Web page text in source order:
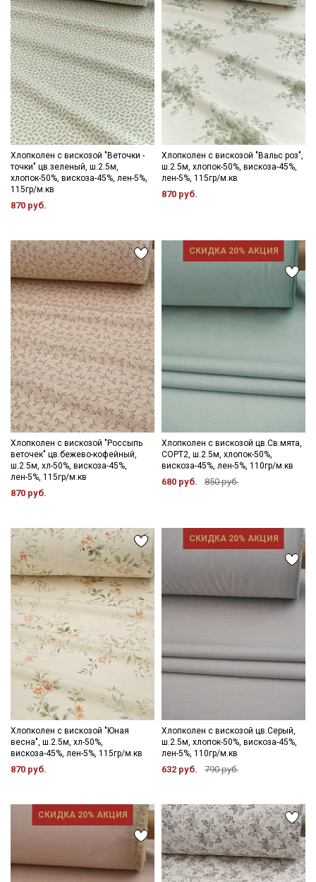
Хлопколен с вискозой "Веточки -
точки" цв.зеленый, ш.2.5м,
хлопок-50%, вискоза-45%, лен-5%,
115гр/м.кв
870 руб.
Хлопколен с вискозой "Вальс роз",
ш.2.5м, хлопок-50%, вискоза-45%,
лен-5%, 115гр/м.кв
870 руб.
Хлопколен с вискозой "Россыпь
веточек" цв.бежево-кофейный,
ш.2.5м, хл-50%, вискоза-45%,
лен-5%, 115гр/м.кв
870 руб.
СКИДКА 20% АКЦИЯ
Хлопколен с вискозой цв.Св.мята,
СОРТ2, ш.2.5м, хлопок-50%,
вискоза-45%, лен-5%, 110гр/м.кв
680 руб. 850 руб.
Хлопколен с вискозой "Юная
весна", ш.2.5м, хл-50%,
вискоза-45%, лен-5%, 115гр/м.кв
870 руб.
СКИДКА 20% АКЦИЯ
Хлопколен с вискозой цв.Серый,
ш.2.5м, хлопок-50%, вискоза-45%,
лен-5%, 110гр/м.кв
632 руб. 790 руб.
СКИДКА 20% АКЦИЯ